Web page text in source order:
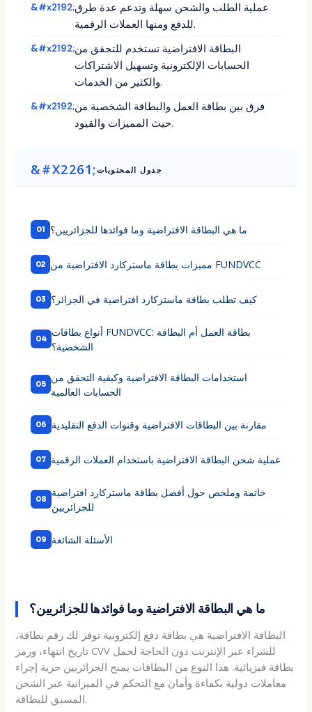
عملية الطلب والشحن سهلة وتدعم عدة طرق
للدفع ومنها العملات الرقمية.
البطاقة الافتراضية تستخدم للتحقق من
الحسابات الإلكترونية وتسهيل الاشتراكات
والكثير من الخدمات.
فرق بين بطاقة العمل والبطاقة الشخصية من
حيث المميزات والقيود.
جدول المحتويات
ما هي البطاقة الافتراضية وما فوائدها للجزائريين؟
مميزات بطاقة ماستركارد الافتراضية من FUNDVCC
كيف تطلب بطاقة ماستركارد افتراضية في الجزائر؟
أنواع بطاقات FUNDVCC: بطاقة العمل أم البطاقة
الشخصية؟
استخدامات البطاقة الافتراضية وكيفية التحقق من
الحسابات العالمية
مقارنة بين البطاقات الافتراضية وقنوات الدفع التقليدية
عملية شحن البطاقة الافتراضية باستخدام العملات الرقمية
خاتمة وملخص حول أفضل بطاقة ماستركارد افتراضية
للجزائريين
الأسئلة الشائعة
ما هي البطاقة الافتراضية وما فوائدها للجزائريين؟
البطاقة الافتراضية هي بطاقة دفع إلكترونية توفر لك رقم بطاقة،
تاريخ انتهاء، ورمز CVV للشراء عبر الإنترنت دون الحاجة لحمل
بطاقة فيزيائية. هذا النوع من البطاقات يمنح الجزائريين حرية إجراء
معاملات دولية بكفاءة وأمان مع التحكم في الميزانية عبر الشحن
المسبق للبطاقة.